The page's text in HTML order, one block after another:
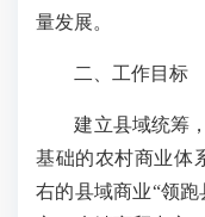
量发展。
二、工作目标
建立县域统筹，
基础的农村商业体
右的县域商业“领